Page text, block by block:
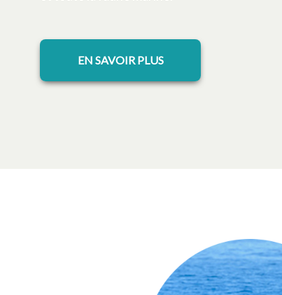
EN SAVOIR PLUS
s’ouvre dans un nouvel onglet